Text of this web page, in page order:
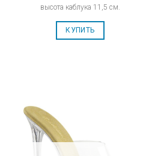
высота каблука 11,5 см.
КУПИТЬ